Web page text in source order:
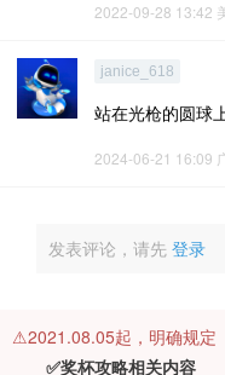
2022-09-28 13:42
janice_618
站在光枪的圆球
2024-06-21 16:09
发表评论，请先 登录
⚠️2021.08.05起，明确规定
✅奖杯攻略相关内容